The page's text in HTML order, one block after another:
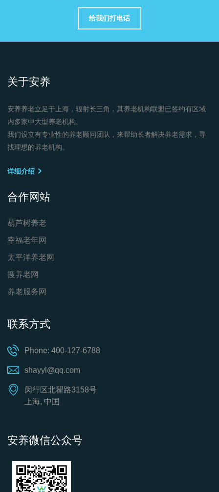
给我们打电话
关于安养
安养养老立足于上海，辐射长三角，其养老机构联盟已签约有区域
内多家中大型养老机构。
我们设立有专业性的养老顾问团队，来帮助长者解决养老需求，寻
找理想的养老机构。
详细介绍
合作网站
葫芦树养老
幸福老年网
太平洋养老网
搜养老网
养老服务网
联系方式
Phone: 400-127-6788
shayyl@qq.com
闵行区北翟路3158号
上海, 中国
安养微信公众号